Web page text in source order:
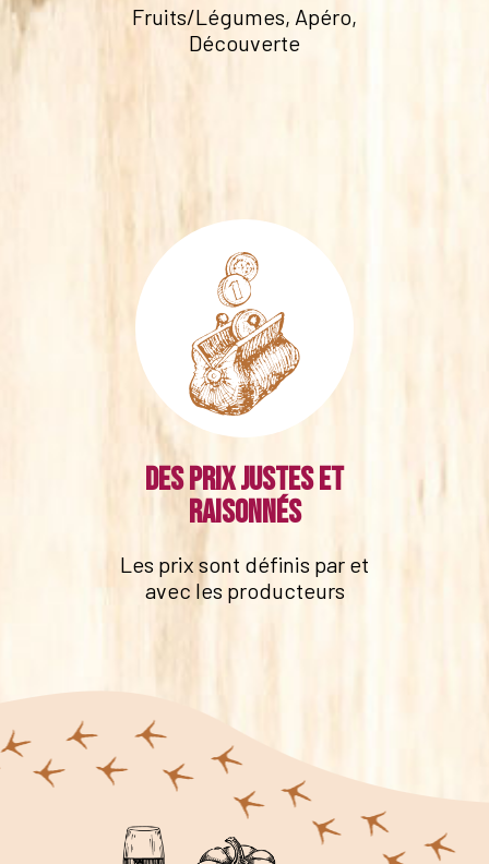
Fruits/Légumes, Apéro,
Découverte
Des prix justes et
raisonnés
Les prix sont définis par et
avec les producteurs